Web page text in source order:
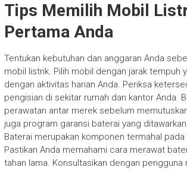
Tips Memilih Mobil
Pertama Anda
Tentukan kebutuhan dan anggaran Anda
mobil listrik. Pilih mobil dengan jarak tempuh
dengan aktivitas harian Anda. Periksa
pengisian di sekitar rumah dan kantor Anda.
perawatan antar merek sebelum
juga program garansi baterai yang
Baterai merupakan komponen termahal
Pastikan Anda memahami cara merawat
tahan lama. Konsultasikan dengan pengguna